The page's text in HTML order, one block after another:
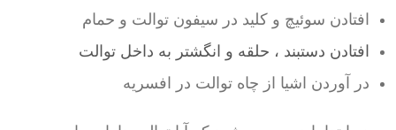
افتادن سوئیچ و کلید در سیفون توالت و حمام
افتادن دستبند ، حلقه و انگشتر به داخل توالت
در آوردن اشیا از چاه توالت در افسریه